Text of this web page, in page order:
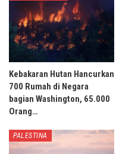
Kebakaran Hutan Hancurkan
700 Rumah di Negara
bagian Washington, 65.000
Orang…
PALESTINA